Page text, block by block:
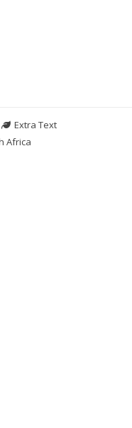
Extra Text
Africa